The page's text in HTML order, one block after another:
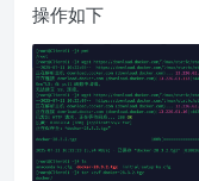
操作如下